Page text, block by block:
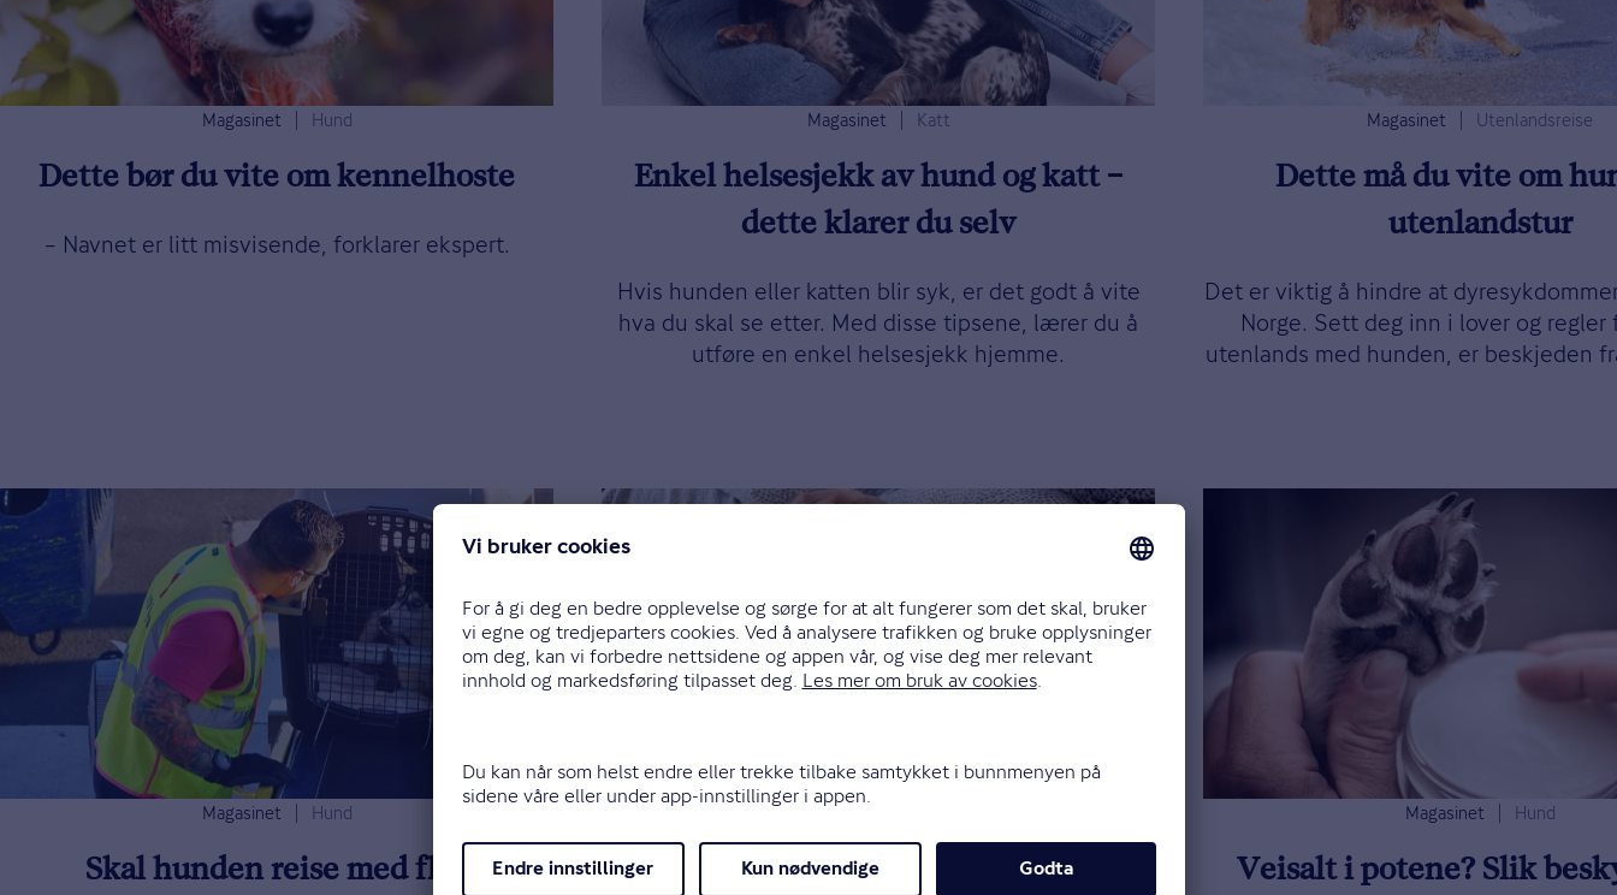
Magasinet Hund
Dette bør du vite om kennelhoste
– Navnet er litt misvisende, forklarer ekspert.
Magasinet Katt
Enkel helsesjekk av hund og katt –
dette klarer du selv
Hvis hunden eller katten blir syk, er det godt å vite
hva du skal se etter. Med disse tipsene, lærer du å
utføre en enkel helsesjekk hjemme.
Magasinet Utenlandsreise
Dette må du vite om
utenlandstur
Det er viktig å hindre at
Norge. Sett deg inn i lover og regler
utenlands med hunden, er beskjeden
Magasinet Hund
Skal hunden reise med fly? Bør hunden få sove i sengen din?
Magasinet Hund
Veisalt i potene? Slik